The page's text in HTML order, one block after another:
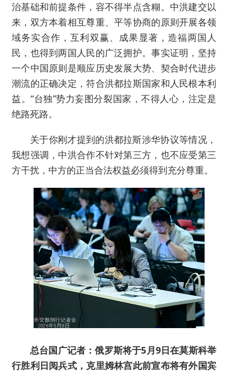
治基础和前提条件，容不得半点含糊。中洪建交以
来，双方本着相互尊重、平等协商的原则开展各领
域务实合作，互利双赢、成果显著，造福两国人
民，也得到两国人民的广泛拥护。事实证明，坚持
一个中国原则是顺应历史发展大势、契合时代进步
潮流的正确决定，符合洪都拉斯国家和人民根本利
益。“台独”势力妄图分裂国家，不得人心，注定是
绝路死路。
关于你刚才提到的洪都拉斯涉华协议等情况，
我想强调，中洪合作不针对第三方，也不应受第三
方干扰，中方的正当合法权益必须得到充分尊重。
总台国广记者：俄罗斯将于5月9日在莫斯科举
行胜利日阅兵式，克里姆林宫此前宣布将有外国宾